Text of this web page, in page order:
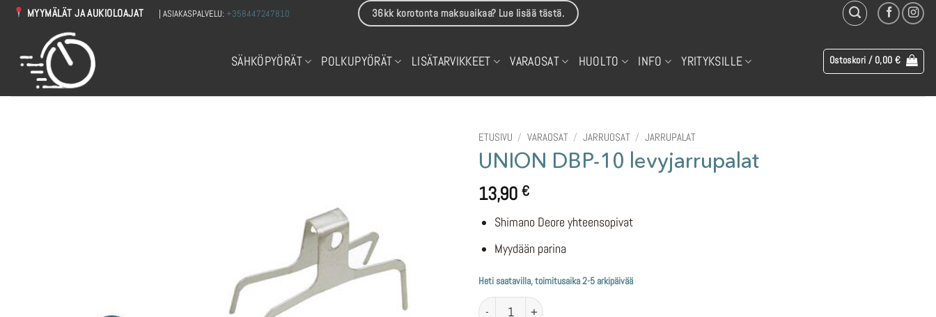
Skip
MYYMÄLÄT JA AUKIOLOAJAT | ASIAKASPALVELU:+358447247810 36kk korotonta maksuaikaa? Lue lisää tästä.
SÄHKÖPYÖRÄT POLKUPYÖRÄT LISÄTARVIKKEET VARAOSAT HUOLTO INFO YRITYKSILLE Ostoskori / 0,00 €
ETUSIVU / VARAOSAT / JARRUOSAT / JARRUPALAT
UNION DBP-10 levyjarrupalat
13,90 €
Shimano Deore yhteensopivat
Myydään parina
Heti saatavilla, toimitusaika 2-5 arkipäivää
UNION DBP-10 levyjarrupalat määrä